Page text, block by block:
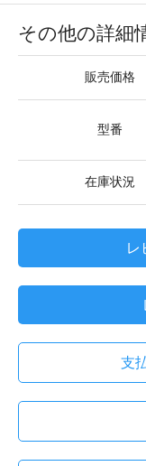
その他の詳細
販売価格
型番
在庫状況
レ
支